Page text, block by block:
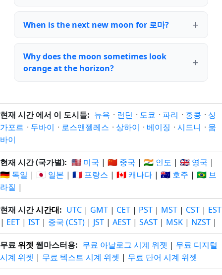
When is the next new moon for 로마?
Why does the moon sometimes look
orange at the horizon?
현재 시간 에서 이 도시들: 뉴욕 · 런던 · 도쿄 · 파리 · 홍콩 · 싱
가포르 · 두바이 · 로스앤젤레스 · 상하이 · 베이징 · 시드니 · 뭄
바이
현재 시간 (국가별): 🇺🇸 미국 | 🇨🇳 중국 | 🇮🇳 인도 | 🇬🇧 영국 |
🇩🇪 독일 | 🇯🇵 일본 | 🇫🇷 프랑스 | 🇨🇦 캐나다 | 🇦🇺 호주 | 🇧🇷 브
라질 |
현재 시간시간대: UTC | GMT | CET | PST | MST | CST | EST
| EET | IST | 중국 (CST) | JST | AEST | SAST | MSK | NZST |
무료 위젯 웹마스터용: 무료 아날로그 시계 위젯 | 무료 디지털
시계 위젯 | 무료 텍스트 시계 위젯 | 무료 단어 시계 위젯